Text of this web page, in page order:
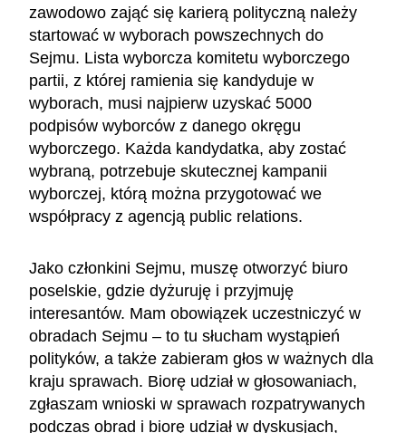
zawodowo zająć się karierą polityczną należy
startować w wyborach powszechnych do
Sejmu. Lista wyborcza komitetu wyborczego
partii, z której ramienia się kandyduje w
wyborach, musi najpierw uzyskać 5000
podpisów wyborców z danego okręgu
wyborczego. Każda kandydatka, aby zostać
wybraną, potrzebuje skutecznej kampanii
wyborczej, którą można przygotować we
współpracy z agencją public relations.
Jako członkini Sejmu, muszę otworzyć biuro
poselskie, gdzie dyżuruję i przyjmuję
interesantów. Mam obowiązek uczestniczyć w
obradach Sejmu – to tu słucham wystąpień
polityków, a także zabieram głos w ważnych dla
kraju sprawach. Biorę udział w głosowaniach,
zgłaszam wnioski w sprawach rozpatrywanych
podczas obrad i biorę udział w dyskusjach,